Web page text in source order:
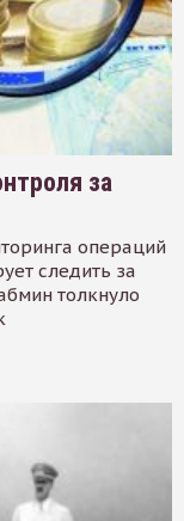
за
операций
следить за
толкнуло